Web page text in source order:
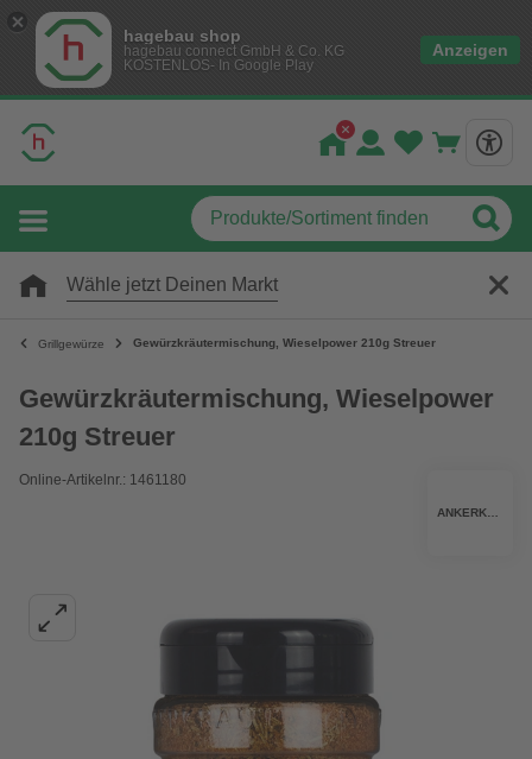
hagebau shop
hagebau connect GmbH & Co. KG
KOSTENLOS- In Google Play
Anzeigen
Wähle jetzt Deinen Markt
Grillgewürze Gewürzkräutermischung, Wieselpower 210g Streuer
Gewürzkräutermischung, Wieselpower
210g Streuer
Online-Artikelnr.: 1461180